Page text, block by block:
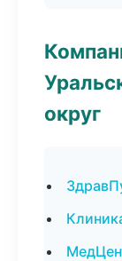
округ